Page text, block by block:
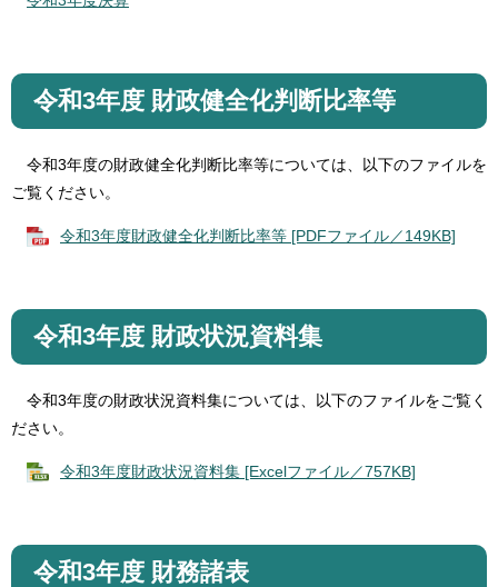
令和3年度 財政健全化判断比率等
令和3年度の財政健全化判断比率等については、以下のファイルを
ご覧ください。
令和3年度財政健全化判断比率等 [PDFファイル／149KB]
令和3年度 財政状況資料集
令和3年度の財政状況資料集については、以下のファイルをご覧く
ださい。
令和3年度財政状況資料集 [Excelファイル／757KB]
令和3年度 財務諸表